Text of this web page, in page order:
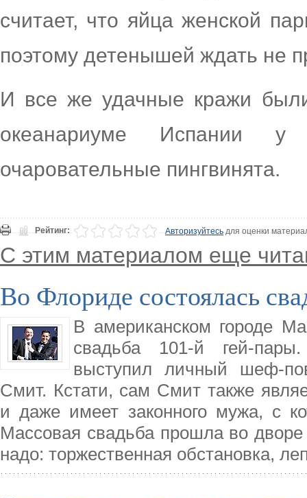
считает, что яйца женской
поэтому детенышей ждать не
И все же удачные кражи
океанариуме Испании
очаровательные пингвинята.
Рейтинг: Авторизуйтесьдля оценки
С этим материалом еще
Во Флориде состоялась
В американском городе
свадьба 101-й гей-
выступил личный шеф-
Смит. Кстати, сам Смит также
и даже имеет законного мужа, с
Массовая свадьба прошла во
надо: торжественная обстановка,